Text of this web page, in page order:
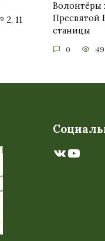
2, 11
Волонтёры
Пресвятой
станицы
0 49